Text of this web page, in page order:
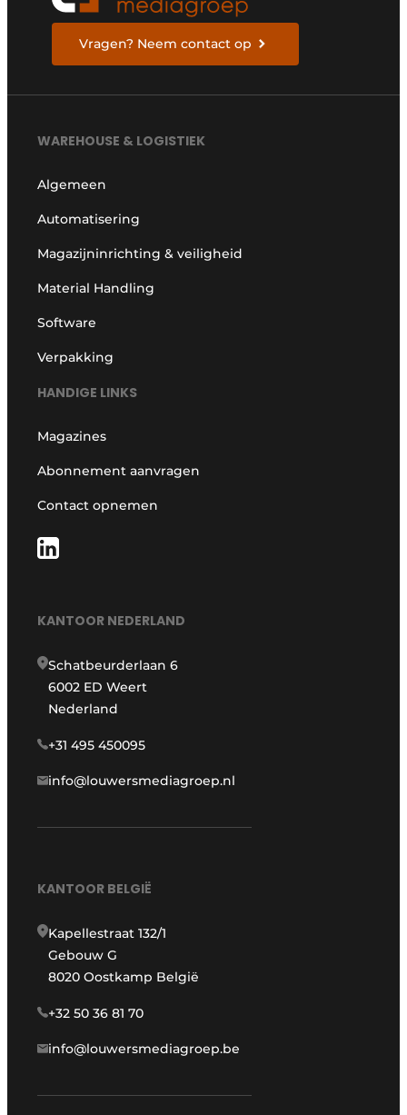
Vragen? Neem contact op
WAREHOUSE & LOGISTIEK
Algemeen
Automatisering
Magazijninrichting & veiligheid
Material Handling
Software
Verpakking
HANDIGE LINKS
Magazines
Abonnement aanvragen
Contact opnemen
KANTOOR NEDERLAND
Schatbeurderlaan 6
6002 ED Weert
Nederland
+31 495 450095
info@louwersmediagroep.nl
KANTOOR BELGIË
Kapellestraat 132/1
Gebouw G
8020 Oostkamp België
+32 50 36 81 70
info@louwersmediagroep.be